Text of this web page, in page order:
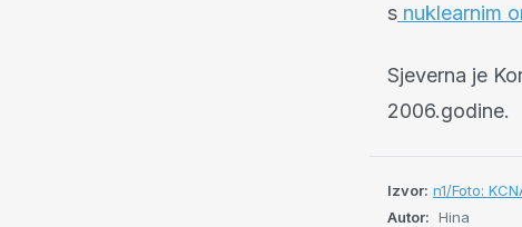
s nuklearnim
Sjeverna je
2006.godine.
Izvor: n1/Foto:
Autor: Hina